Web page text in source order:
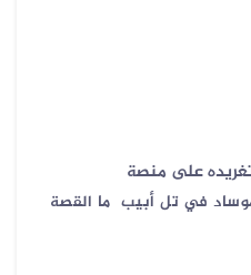
على منصة
في تل أبيب ما القصة